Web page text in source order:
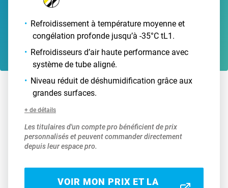
Refroidissement à température moyenne et
congélation profonde jusqu’à -35°C tL1.
Refroidisseurs d’air haute performance avec
système de tube aligné.
Niveau réduit de déshumidification grâce aux
grandes surfaces.
+ de détails
Les titulaires d'un compte pro bénéficient de prix
personnalisés et peuvent commander directement
depuis leur espace pro.
VOIR MON PRIX ET LA